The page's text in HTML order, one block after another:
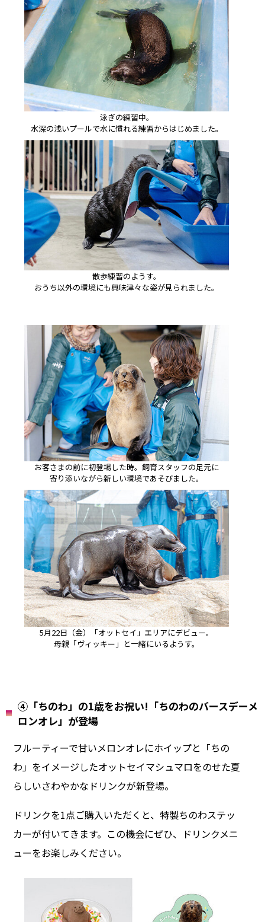
泳ぎの練習中。
水深の浅いプールで水に慣れる練習からはじめました。
散歩練習のようす。
おうち以外の環境にも興味津々な姿が見られました。
お客さまの前に初登場した時。飼育スタッフの足元に
寄り添いながら新しい環境であそびました。
5月22日（金）「オットセイ」エリアにデビュー。
母親「ヴィッキー」と一緒にいるようす。
④「ちのわ」の1歳をお祝い!「ちのわのバースデーメ
ロンオレ」が登場
フルーティーで甘いメロンオレにホイップと「ちの
わ」をイメージしたオットセイマシュマロをのせた夏
らしいさわやかなドリンクが新登場。
ドリンクを1点ご購入いただくと、特製ちのわステッ
カーが付いてきます。この機会にぜひ、ドリンクメニ
ューをお楽しみください。